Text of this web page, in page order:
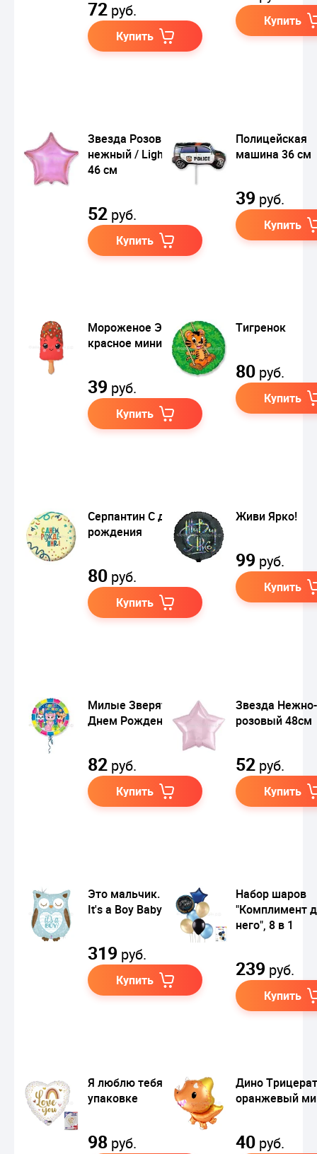
72 руб.
Купить
Купить
Звезда Розовый
нежный / Light Pink
46 см
52 руб.
Купить
Полицейская
машина 36 см
39 руб.
Купить
Мороженое Эскимо
красное мини
39 руб.
Купить
Тигренок
80 руб.
Купить
Серпантин С днем
рождения
80 руб.
Купить
Живи Ярко!
99 руб.
Купить
Милые Зверята С
Днем Рождения
82 руб.
Купить
Звезда Нежно-
розовый 48см
52 руб.
Купить
Это мальчик. Сова /
It's a Boy Baby Owl
319 руб.
Купить
Набор шаров
"Комплимент
него", 8 в 1
239 руб.
Купить
Я люблю тебя Бохо в
упаковке
98 руб.
Дино
оранжевый
40 руб.